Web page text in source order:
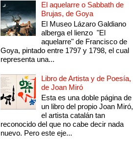
El aquelarre o Sabbath de
Brujas, de Goya
El Museo Lázaro Galdiano
alberga el lienzo "El
aquelarre" de Francisco de
Goya, pintado entre 1797 y 1798, el cual
representa una...
Libro de Artista y de Poesía,
de Joan Miró
Esta es una doble página de
un libro del propio Joan Miró,
el artista catalán tan
reconocido del que no cabe decir nada
nuevo. Pero este eje...